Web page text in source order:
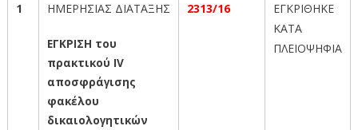
1 ΗΜΕΡΗΣΙΑΣ ΔΙΑΤΑΞΗΣ
ΕΓΚΡΙΣΗ του
πρακτικού IV
αποσφράγισης
φακέλου
δικαιολογητικών
2313/16
ΕΓΚΡΙΘΗΚΕ
ΚΑΤΑ
ΠΛΕΙΟΨΗΦΙΑ